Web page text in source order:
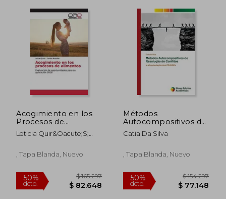
Acogimiento en los
Procesos de
Alimentos: Evaluación
de Oportunidades
2018
Leticia Quir&Oacute;S;
, Tapa Blanda, Nuevo
Métodos
Autocompositivos de
Resolução de
Conflitos
Catia Da Silva
, Tapa Blanda, Nuevo